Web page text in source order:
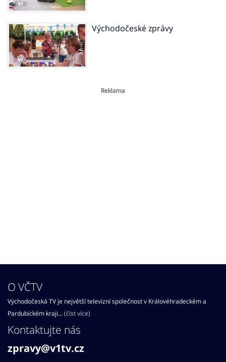
Východočeské zprávy
Reklama
O VČTV
Východočeská TV je největší televizní společnost v Královéhradeckém a
Pardubickém kraji...(číst více)
Kontaktujte nás
zpravy@v1tv.cz